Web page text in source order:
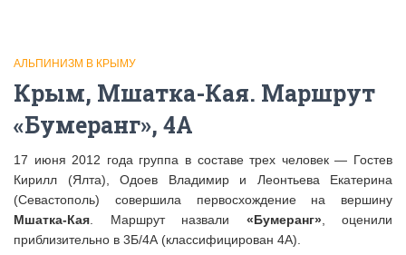
АЛЬПИНИЗМ В КРЫМУ
Крым, Мшатка-Кая. Маршрут
«Бумеранг», 4А
17 июня 2012 года группа в составе трех человек — Гостев
Кирилл (Ялта), Одоев Владимир и Леонтьева Екатерина
(Севастополь) совершила первосхождение на вершину
Мшатка-Кая . Маршрут назвали «Бумеранг», оценили
приблизительно в 3Б/4А (классифицирован 4А).